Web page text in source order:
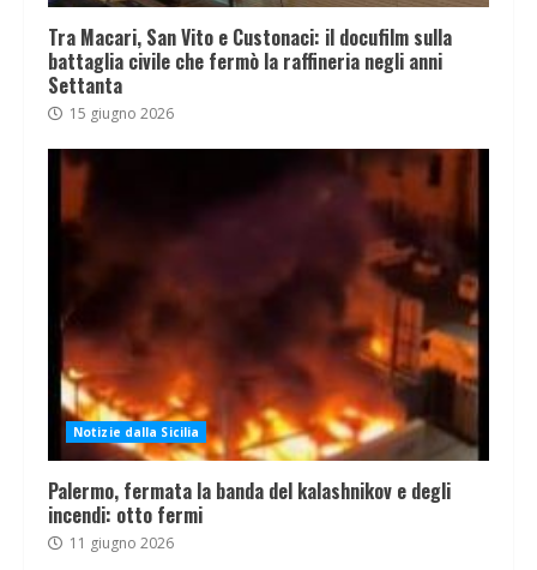
Tra Macari, San Vito e Custonaci: il docufilm sulla
battaglia civile che fermò la raffineria negli anni
Settanta
15 giugno 2026
Notizie dalla Sicilia
Palermo, fermata la banda del kalashnikov e degli
incendi: otto fermi
11 giugno 2026